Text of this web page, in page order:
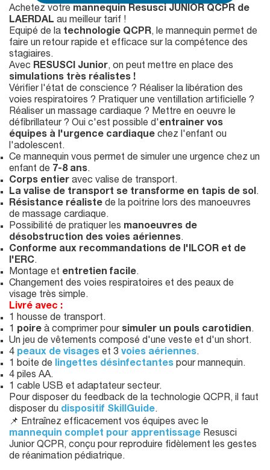
Achetez votre mannequin Resusci JUNIOR QCPR de
LAERDAL au meilleur tarif !
Equipé de la technologie QCPR, le mannequin permet de
faire un retour rapide et efficace sur la compétence des
stagiaires.
Avec RESUSCI Junior, on peut mettre en place des
simulations très réalistes !
Vérifier l'état de conscience ? Réaliser la libération des
voies respiratoires ? Pratiquer une ventillation artificielle ?
Réaliser un massage cardiaque ? Mettre en oeuvre le
défibrillateur ? Oui c'est possible d'entrainer vos
équipes à l'urgence cardiaque chez l'enfant ou
l'adolescent.
Ce mannequin vous permet de simuler une urgence chez un
enfant de 7-8 ans.
Corps entier avec valise de transport.
La valise de transport se transforme en tapis de sol.
Résistance réaliste de la poitrine lors des manoeuvres
de massage cardiaque.
Possibilité de pratiquer les manoeuvres de
désobstruction des voies aériennes.
Conforme aux recommandations de l'ILCOR et de
l'ERC.
Montage et entretien facile.
Changement des voies respiratoires et des peaux de
visage très simple.
Livré avec :
1 housse de transport.
1 poire à comprimer pour simuler un pouls carotidien.
Un jeu de vêtements composé d'une veste et d'un short.
4 peaux de visages et 3 voies aériennes.
1 boite de lingettes désinfectantes pour mannequin.
4 piles AA.
1 cable USB et adaptateur secteur.
Pour disposer du feedback de la technologie QCPR, il faut
disposer du dispositif SkillGuide.
📌 Entraînez efficacement vos équipes avec le
mannequin complet pour apprentissage Resusci
Junior QCPR, conçu pour reproduire fidèlement les gestes
de réanimation pédiatrique.